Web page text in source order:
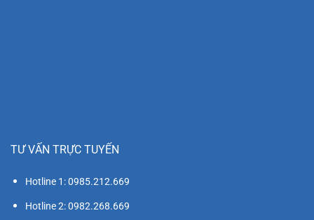
TƯ VẤN TRỰC TUYẾN
Hotline 1: 0985.212.669
Hotline 2: 0982.268.669